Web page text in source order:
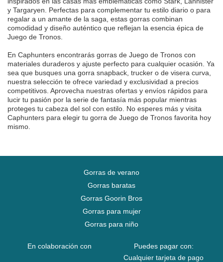
y Targaryen. Perfectas para complementar tu estilo diario o para
regalar a un amante de la saga, estas gorras combinan
comodidad y diseño auténtico que reflejan la esencia épica de
Juego de Tronos.
En Caphunters encontrarás gorras de Juego de Tronos con
materiales duraderos y ajuste perfecto para cualquier ocasión. Ya
sea que busques una gorra snapback, trucker o de visera curva,
nuestra selección te ofrece variedad y exclusividad a precios
competitivos. Aprovecha nuestras ofertas y envíos rápidos para
lucir tu pasión por la serie de fantasía más popular mientras
proteges tu cabeza del sol con estilo. No esperes más y visita
Caphunters para elegir tu gorra de Juego de Tronos favorita hoy
mismo.
Gorras de verano
Gorras baratas
Gorras Goorin Bros
Gorras para mujer
Gorras para niño
En colaboración con
Puedes pagar con:
Cualquier tarjeta de pago